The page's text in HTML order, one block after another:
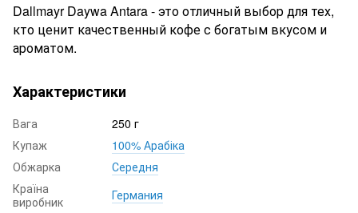
Dallmayr Daywa Antara - это отличный выбор для тех,
кто ценит качественный кофе с богатым вкусом и
ароматом.
Характеристики
Вага
250 г
Купаж
100% Арабіка
Обжарка
Середня
Країна
виробник
Германия